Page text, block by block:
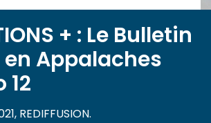
+ : Le Bulletin
en Appalaches
12
REDIFFUSION.